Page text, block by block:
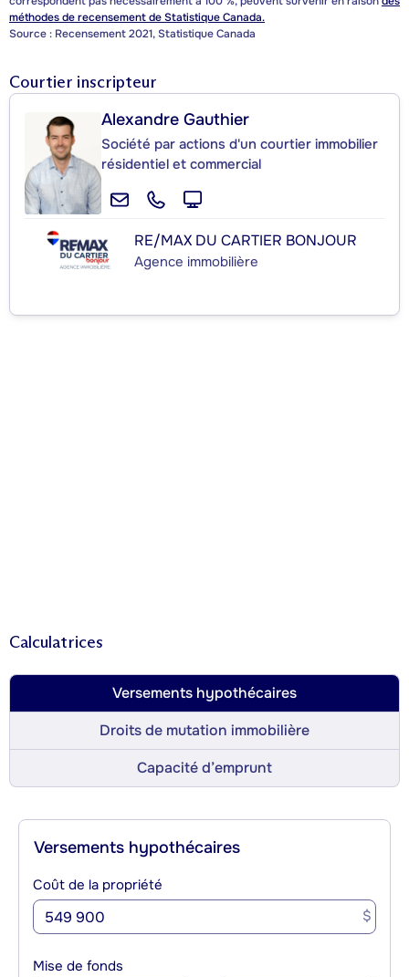
méthodes de recensement de Statistique Canada.
Source : Recensement 2021, Statistique Canada
Courtier inscripteur
Alexandre Gauthier
Société par actions d'un courtier immobilier
résidentiel et commercial
RE/MAX DU CARTIER BONJOUR
Agence immobilière
Calculatrices
Versements hypothécaires
Droits de mutation immobilière
Capacité d’emprunt
Versements hypothécaires
Coût de la propriété
$
Mise de fonds